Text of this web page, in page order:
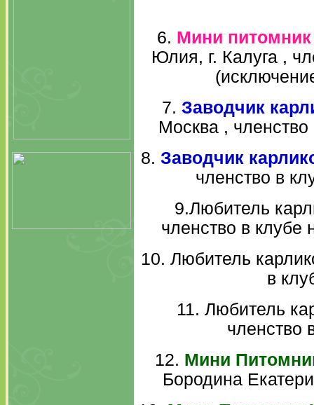
6. Мини питомник
Юлия, г. Калуга ,
7. Заводчик
Москва ,
8. Заводчик
членство в
9.Любитель
членство в клубе
10. Любитель
в
11. Любитель
членство
12. Мини
Бородина